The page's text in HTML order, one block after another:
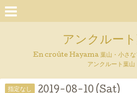
アンクルー
En croûte Hayama 葉山・小さな
アンクルート葉山
指定なし 2019-08-10 (Sat)